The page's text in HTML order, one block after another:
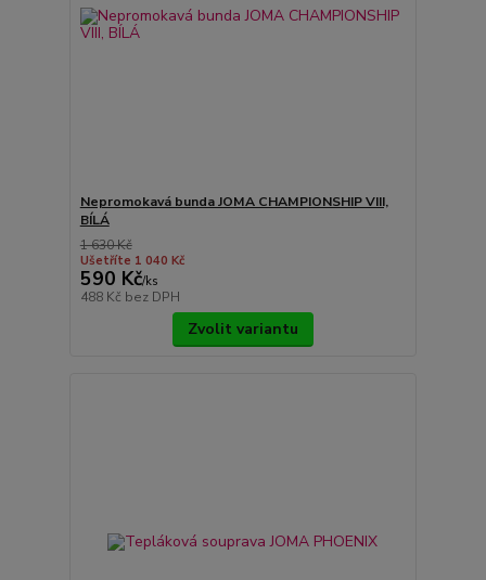
Nepromokavá bunda JOMA CHAMPIONSHIP VIII,
BÍLÁ
1 630 Kč
Ušetříte 1 040 Kč
590 Kč/ks
488 Kč bez DPH
Zvolit variantu